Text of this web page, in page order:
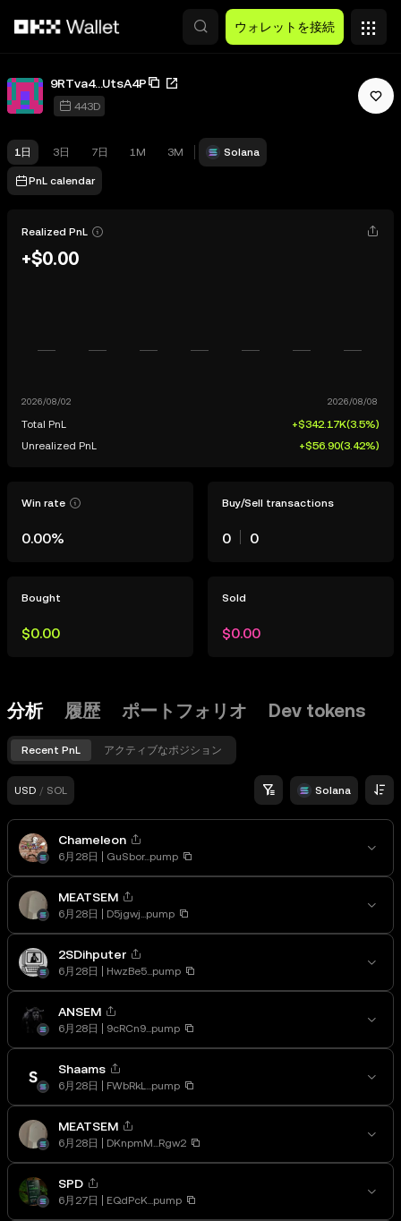
ウォレットを接続
9RTva4...UtsA4P
443D
1日 3日 7日 1M 3M Solana
PnL calendar
Realized PnL
+$0.00
Total PnL +$342.17K(3.5%)
Unrealized PnL
+$56.90(3.42%)
Win rate
0.00%
Buy/Sell transactions
0 0
Bought
$0.00
Sold
$0.00
分析 履歴 ポートフォリオ Dev tokens
Recent PnL アクティブなポジション
USD / SOL Solana
Chameleon
6月28日 GuSbor...pump
MEATSEM
6月28日 D5jgwj...pump
2SDihputer
6月28日 HwzBe5...pump
ANSEM
6月28日 9cRCn9...pump
Shaams
6月28日 FWbRkL...pump
MEATSEM
6月28日 DKnpmM...Rgw2
SPD
6月27日 EQdPcK...pump